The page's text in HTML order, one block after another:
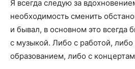
Я всегда следую за
необходимость сменить
и бывал, в основном это всегда
с музыкой. Либо с работой,
образованием, либо с